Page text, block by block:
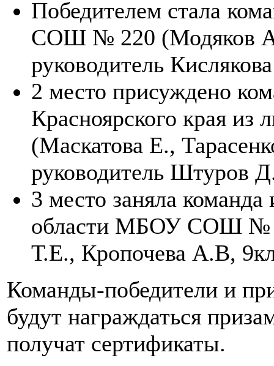
Победителем стала
СОШ № 220 (Модяков
руководитель
2 место присуждено
Красноярского края
(Маскатова Е.,
руководитель Штуров
3 место заняла команда
области МБОУ СОШ №
Т.Е., Кропочева А.В,
Команды-победители и
будут награждаться
получат сертификаты.